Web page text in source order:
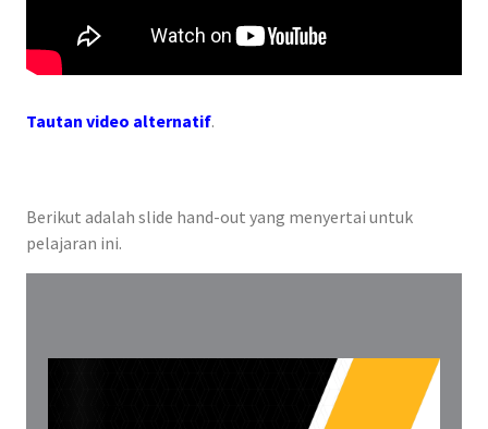
Tautan video alternatif.
Berikut adalah slide hand-out yang menyertai untuk
pelajaran ini.